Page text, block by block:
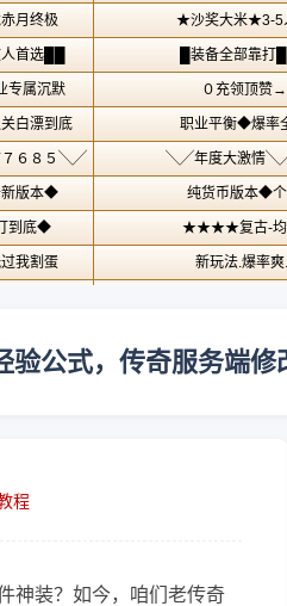
公式，传奇服务端修
程
神装？如今，咱们老传奇